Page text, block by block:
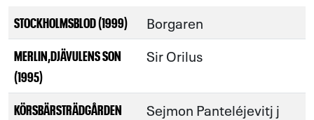
STOCKHOLMSBLOD (1999) Borgaren
MERLIN,DJÄVULENS SON
(1995)
Sir Orilus
KÖRSBÄRSTRÄDGÅRDEN
Sejmon Panteléjevitj j